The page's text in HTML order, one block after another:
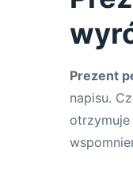
Prezent
napisu.